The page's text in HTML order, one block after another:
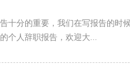
十分的重要，我们在写报告的时
个人辞职报告，欢迎大...